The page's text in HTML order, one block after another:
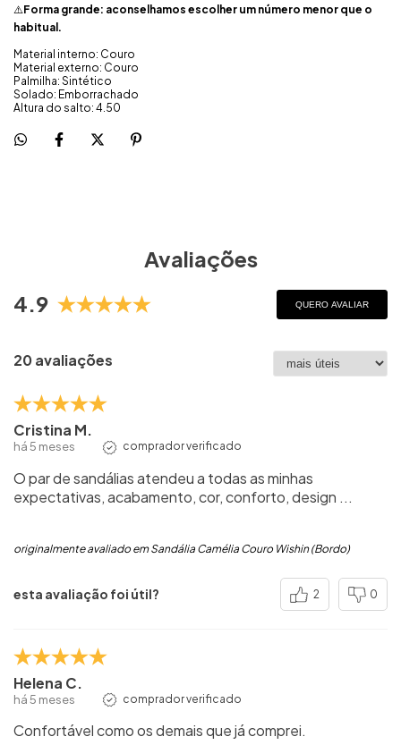
⚠️Forma grande: aconselhamos escolher um número menor que o
habitual.
Material interno: Couro
Material externo: Couro
Palmilha: Sintético
Solado: Emborrachado
Altura do salto: 4.50
Avaliações
4.9
QUERO AVALIAR
20 avaliações
Cristina M.
há 5 meses comprador verificado
O par de sandálias atendeu a todas as minhas
expectativas, acabamento, cor, conforto, design ...
originalmente avaliado em Sandália Camélia Couro Wishin (Bordo)
esta avaliação foi útil? 2 0
Helena C.
há 5 meses comprador verificado
Confortável como os demais que já comprei.